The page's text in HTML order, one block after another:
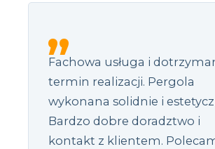
Fachowa usługa i
termin realizacji. Pergola
wykonana solidnie i
Bardzo dobre doradztwo i
kontakt z klientem.